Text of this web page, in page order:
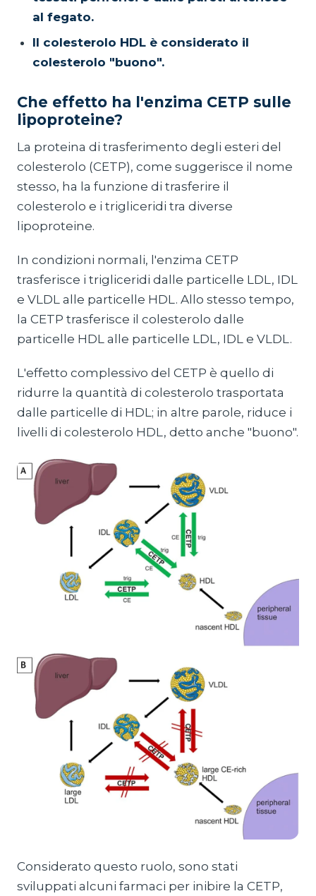
al fegato.
Il colesterolo HDL è considerato il
colesterolo "buono".
Che effetto ha l'enzima CETP sulle
lipoproteine?
La proteina di trasferimento degli esteri del
colesterolo (CETP), come suggerisce il nome
stesso, ha la funzione di trasferire il
colesterolo e i trigliceridi tra diverse
lipoproteine.
In condizioni normali, l'enzima CETP
trasferisce i trigliceridi dalle particelle LDL, IDL
e VLDL alle particelle HDL. Allo stesso tempo,
la CETP trasferisce il colesterolo dalle
particelle HDL alle particelle LDL, IDL e VLDL.
L'effetto complessivo del CETP è quello di
ridurre la quantità di colesterolo trasportata
dalle particelle di HDL; in altre parole, riduce i
livelli di colesterolo HDL, detto anche "buono".
Considerato questo ruolo, sono stati
sviluppati alcuni farmaci per inibire la CETP,